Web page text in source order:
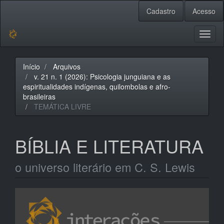
Barra
Lateral
Cadastro Acesso
Início
Arquivos
v. 21 n. 1 (2026): Psicologia junguiana e as
espiritualidades indígenas, quilombolas e afro-
brasileiras
TEMÁTICA LIVRE
BÍBLIA E LITERATURA
o universo literário em C. S. Lewis
Barra
lateral